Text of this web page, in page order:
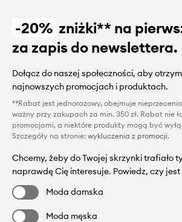
-20% zniżki** na
za zapis do newslettera.
Dołącz do naszej społeczności, aby
najnowszych promocjach i produktach.
**Rabat jest jednorazowy, obejmuje
ważny przy zakupach za min. 350 zł. Rabat nie
promocjami, a niektóre produkty mogą być
Szczegóły na stronie: wykluczenia z promocji.
Chcemy, żeby do Twojej skrzynki trafiało
naprawdę Cię interesuje. Powiedz, czy jest
Moda damska
Moda męska